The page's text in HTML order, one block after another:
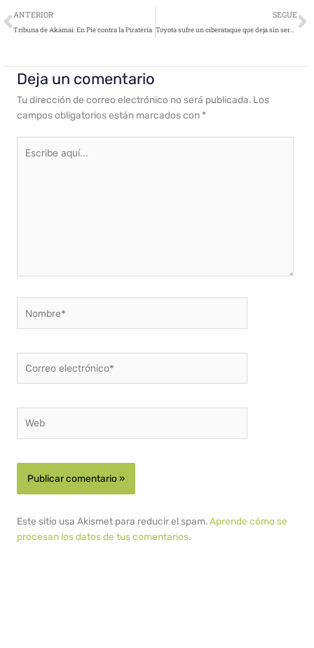
Ant
ANTERIOR
Tribuna de Akamai: En Pie contra la Piratería
SEGUE
Toyota sufre un ciberataque que deja sin servicios varias plantas en Japón
Deja un comentario
Tu dirección de correo electrónico no será publicada. Los
campos obligatorios están marcados con *
aquí...
electrónico*
Este sitio usa Akismet para reducir el spam.Aprende cómo se
procesan los datos de tus comentarios.